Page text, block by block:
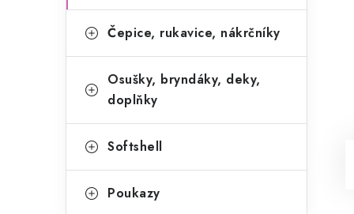
Čepice, rukavice, nákrčníky
Osušky, bryndáky, deky,
doplňky
Softshell
Poukazy